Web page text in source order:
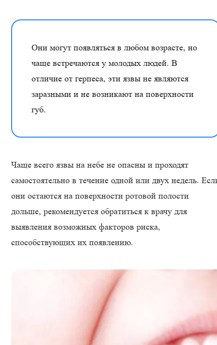
Они могут появляться в любом возрасте, но
чаще встречаются у молодых людей. В
отличие от герпеса, эти язвы не являются
заразными и не возникают на поверхности
губ.
Чаще всего язвы на небе не опасны и проходят
самостоятельно в течение одной или двух недель.
они остаются на поверхности ротовой полости
дольше, рекомендуется обратиться к врачу для
выявления возможных факторов риска,
способствующих их появлению.